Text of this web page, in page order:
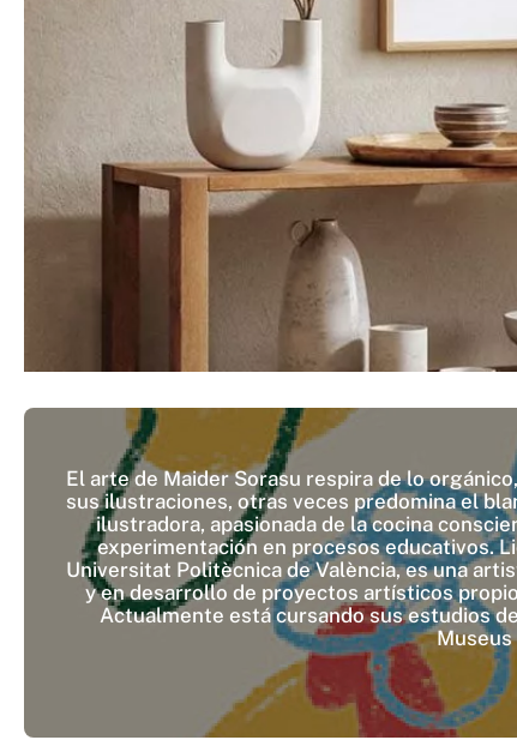
El arte de Maider Sorasu respira de lo
sus ilustraciones, otras veces predomina el
ilustradora, apasionada de la cocina
experimentación en procesos educativos.
Universitat Politècnica de València, es una
y en desarrollo de proyectos artísticos
Actualmente está cursando sus estudios
Museus